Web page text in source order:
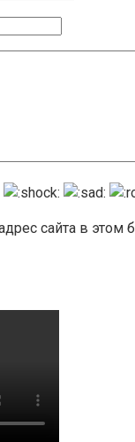
сайта в